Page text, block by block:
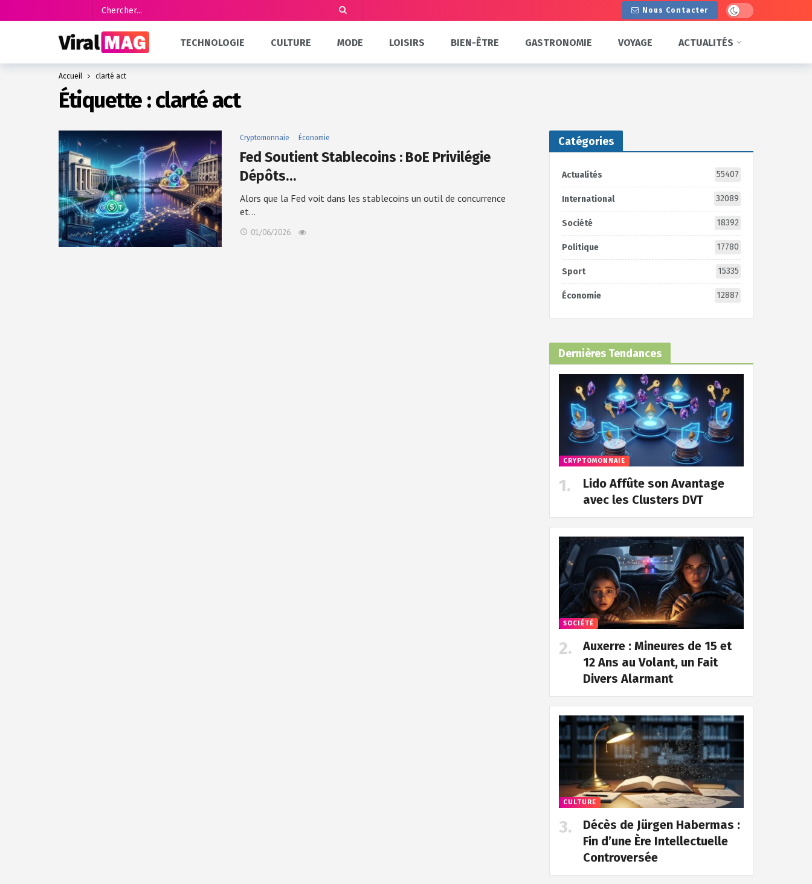
Nous Contacter Dark mode
TECHNOLOGIE CULTURE MODE LOISIRS BIEN-ÊTRE GASTRONOMIE VOYAGE ACTUALITÉS
Accueil clarté act
Étiquette :clarté act
Cryptomonnaie Économie
Fed Soutient Stablecoins : BoE Privilégie
Dépôts…
Alors que la Fed voit dans les stablecoins un outil de concurrence
et…
01/06/2026
Catégories
Actualités 55407
International 32089
Société 18392
Politique 17780
Sport 15335
Économie 12887
Dernières Tendances
CRYPTOMONNAIE
Lido Affûte son Avantage
avec les Clusters DVT
SOCIÉTÉ
Auxerre : Mineures de 15 et
12 Ans au Volant, un Fait
Divers Alarmant
CULTURE
Décès de Jürgen Habermas :
Fin d’une Ère Intellectuelle
Controversée